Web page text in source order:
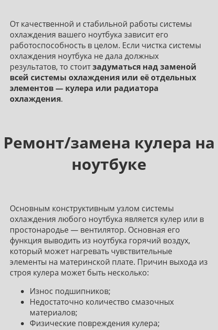
От качественной и стабильной работы системы
охлаждения вашего ноутбука зависит его
работоспособность в целом. Если чистка системы
охлаждения ноутбука не дала должных
результатов, то стоитзадуматься над заменой
всей системы охлаждения или её отдельных
элементов — кулера или радиатора
охлаждения.
Ремонт/замена кулера на
ноутбуке
Основным конструктивным узлом системы
охлаждения любого ноутбука является кулер или в
простонародье — вентилятор. Основная его
функция выводить из ноутбука горячий воздух,
который может нагревать чувствительные
элементы на материнской плате. Причин выхода из
строя кулера может быть несколько:
Износ подшипников;
Недостаточно количество смазочных
материалов;
Физические повреждения кулера;